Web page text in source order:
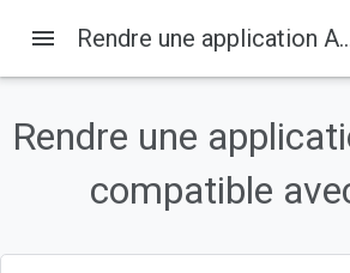
Accueil Produits Cast Ateliers de
Qu'est-ce que Google Cast ?
Qu'allons-nous créer ?
Prérequis
menu Rendre une application
Rendre une
compatible